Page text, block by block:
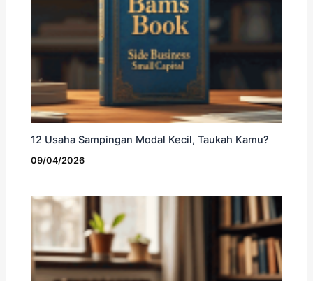
12 Usaha Sampingan Modal Kecil, Taukah Kamu?
09/04/2026